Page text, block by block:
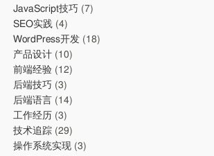
JavaScript技巧 (7)
SEO实践 (4)
WordPress开发 (18)
产品设计 (10)
前端经验 (12)
后端技巧 (3)
后端语言 (14)
工作经历 (3)
技术追踪 (29)
操作系统实现 (3)